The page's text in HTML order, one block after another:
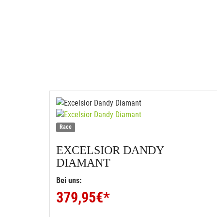
Race
EXCELSIOR DANDY
DIAMANT
Bei uns:
379,95€*